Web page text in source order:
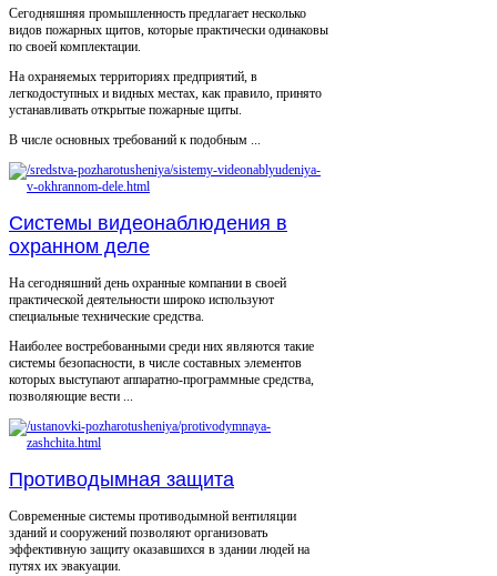
Сегодняшняя промышленность предлагает несколько
видов пожарных щитов, которые практически одинаковы
по своей комплектации.
На охраняемых территориях предприятий, в
легкодоступных и видных местах, как правило, принято
устанавливать открытые пожарные щиты.
В числе основных требований к подобным ...
Системы видеонаблюдения в
охранном деле
На сегодняшний день охранные компании в своей
практической деятельности широко используют
специальные технические средства.
Наиболее востребованными среди них являются такие
системы безопасности, в числе составных элементов
которых выступают аппаратно-программные средства,
позволяющие вести ...
Противодымная защита
Современные системы противодымной вентиляции
зданий и сооружений позволяют организовать
эффективную защиту оказавшихся в здании людей на
путях их эвакуации.